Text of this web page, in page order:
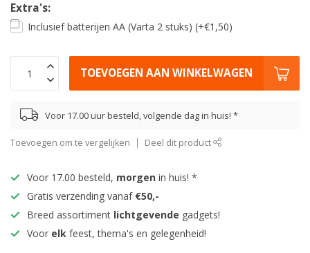
Extra's:
Inclusief batterijen AA (Varta 2 stuks) (+€1,50)
TOEVOEGEN AAN WINKELWAGEN
Voor 17.00 uur besteld, volgende dag in huis! *
Toevoegen om te vergelijken Deel dit product
Voor 17.00 besteld, morgen in huis! *
Gratis verzending vanaf €50,-
Breed assortiment lichtgevende gadgets!
Voor elk feest, thema's en gelegenheid!